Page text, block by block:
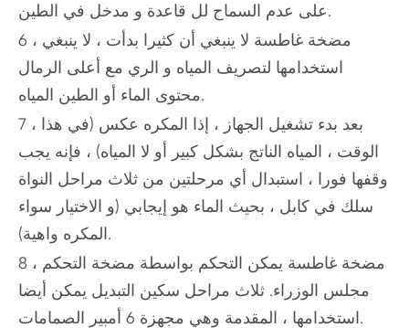
على عدم السماح لل قاعدة و مدخل في الطين.
6 ، مضخة غاطسة لا ينبغي أن كثيرا بدأت ، لا ينبغي
استخدامها لتصريف المياه و الري مع أعلى الرمال
محتوى الماء أو الطين المياه.
7 ، بعد بدء تشغيل الجهاز ، إذا المكره عكس (في هذا
الوقت ، المياه الناتج بشكل كبير أو لا المياه) ، فإنه يجب
وقفها فورا ، استبدال أي مرحلتين من ثلاث مراحل النواة
سلك في كابل ، بحيث الماء هو إيجابي (و الاختيار سواء
المكره واهية).
8 ، مضخة غاطسة يمكن التحكم بواسطة مضخة التحكم
مجلس الوزراء. ثلاث مراحل سكين التبديل يمكن أيضا
استخدامها ، المقدمة وهي مجهزة 6 أمبير الصمامات.